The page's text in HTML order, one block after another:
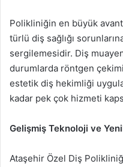
Polikliniğin en büyük
türlü diş sağlığı
sergilemesidir. Diş
durumlarda röntgen
estetik diş hekimliği
kadar pek çok hizmeti
Gelişmiş Teknoloji ve
Ataşehir Özel Diş